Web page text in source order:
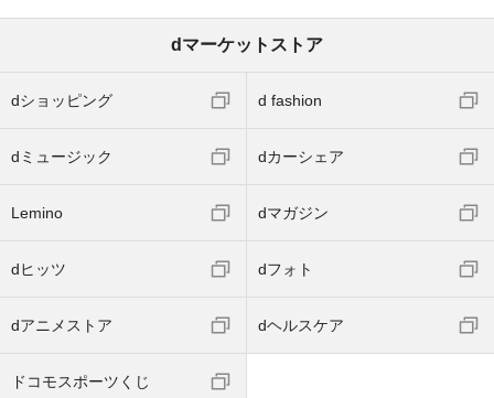
dマーケットストア
dショッピング d fashion
dミュージック dカーシェア
Lemino dマガジン
dヒッツ dフォト
dアニメストア dヘルスケア
ドコモスポーツくじ